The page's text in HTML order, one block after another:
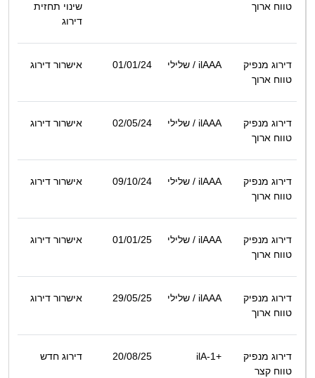
טווח ארוך
שינוי תחזית
דירוג
דירוג מנפיק
טווח ארוך
ilAAA / שלילי 01/01/24 אישרור דירוג
דירוג מנפיק
טווח ארוך
ilAAA / שלילי 02/05/24 אישרור דירוג
דירוג מנפיק
טווח ארוך
ilAAA / שלילי 09/10/24 אישרור דירוג
דירוג מנפיק
טווח ארוך
ilAAA / שלילי 01/01/25 אישרור דירוג
דירוג מנפיק
טווח ארוך
ilAAA / שלילי 29/05/25 אישרור דירוג
דירוג מנפיק
טווח קצר
ilA-1+
20/08/25 דירוג חדש